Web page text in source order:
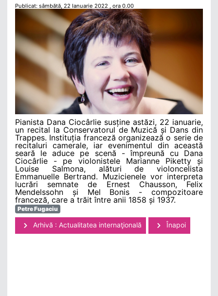
Publicat: sâmbătă, 22 Ianuarie 2022 , ora 0.00
Pianista Dana Ciocârlie susține astăzi, 22 ianuarie,
un recital la Conservatorul de Muzică și Dans din
Trappes. Instituția franceză organizează o serie de
recitaluri camerale, iar evenimentul din această
seară le aduce pe scenă - împreună cu Dana
Ciocârlie - pe violonistele Marianne Piketty și
Louise Salmona, alături de violoncelista
Emmanuelle Bertrand. Muzicienele vor interpreta
lucrări semnate de Ernest Chausson, Felix
Mendelssohn și Mel Bonis - compozitoare
franceză, care a trăit între anii 1858 și 1937.
Petre Fugaciu
Arhivă : Actualitatea internaţională Înapoi